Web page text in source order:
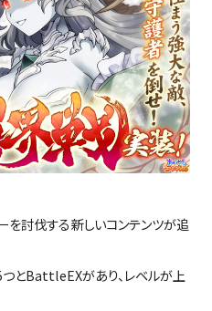
討伐する新しいコンテンツが追
BattleEXがあり、レベルが上